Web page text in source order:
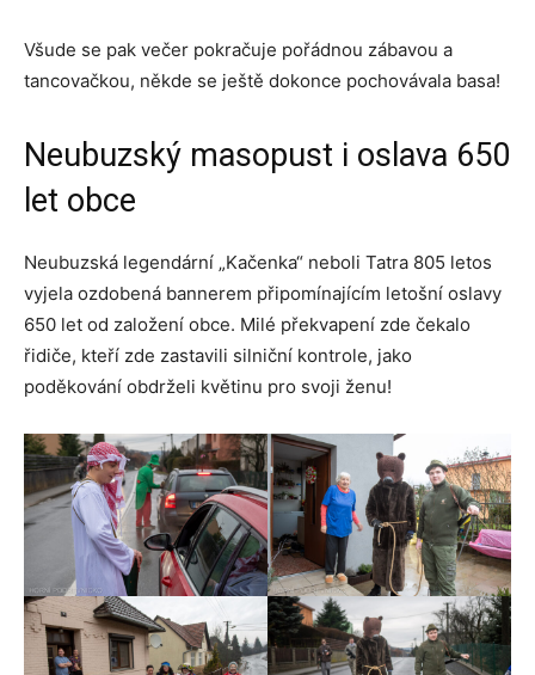
Všude se pak večer pokračuje pořádnou zábavou a
tancovačkou, někde se ještě dokonce pochovávala basa!
Neubuzský masopust i oslava 650
let obce
Neubuzská legendární „Kačenka“ neboli Tatra 805 letos
vyjela ozdobená bannerem připomínajícím letošní oslavy
650 let od založení obce. Milé překvapení zde čekalo
řidiče, kteří zde zastavili silniční kontrole, jako
poděkování obdrželi květinu pro svoji ženu!